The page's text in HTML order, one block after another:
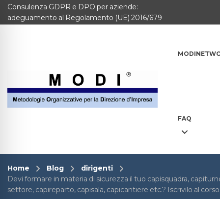
MODINETWORK
Chi Siamo
Corsi
Blog e info
Consulenza GDPR e DPO per aziende:
adeguamento al Regolamento (UE) 2016/679
FAQ
Home Blog
dirigenti
Devi formare in materia di sicurezza il tuo capisquadra,
settore, capireparto, capisala, capicantiere etc.? Iscrivilo al